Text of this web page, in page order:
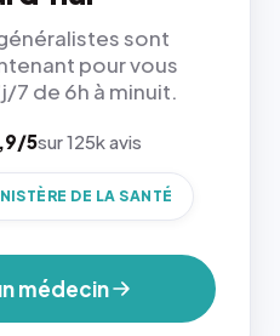
sont
pour vous
7 de 6h à minuit.
5sur 125k avis
DE LA SANTÉ
médecin